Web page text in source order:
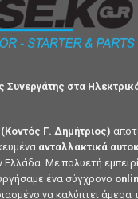
Συνεργάτης στα
(Κοντός Γ. Δημήτριος)
ανταλλακτικά
Ελλάδα. Με πολυετή
ένα σύγχρονο
να καλύπτει άμεσα